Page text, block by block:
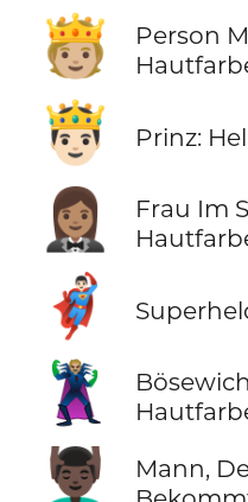
🫅🏼
Person
🤴🏻 Prinz:
🤵🏽‍♀️
Frau Im
🦸🏻‍♂️
🦹🏼
💆🏿‍♂️
Mann,